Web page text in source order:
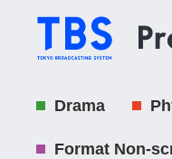
Drama
Format Non-